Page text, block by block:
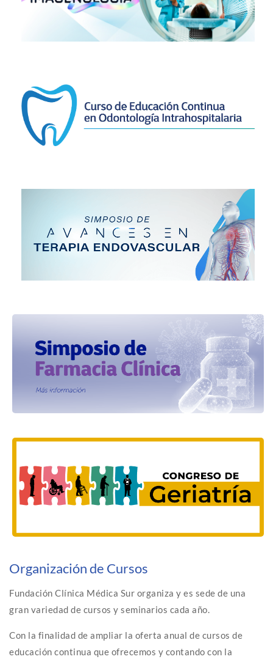
Organización de Cursos
Fundación Clínica Médica Sur organiza y es sede de una
gran variedad de cursos y seminarios cada año.
Con la finalidad de ampliar la oferta anual de cursos de
educación continua que ofrecemos y contando con la